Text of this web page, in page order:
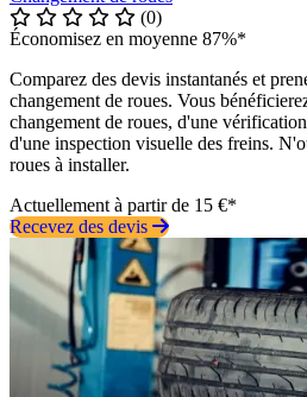
(0)
Économisez en moyenne 87%*
Comparez des devis instantanés et
changement de roues. Vous
changement de roues, d'une
d'une inspection visuelle des freins.
roues à installer.
Actuellement à partir de 15 €*
Recevez des devis